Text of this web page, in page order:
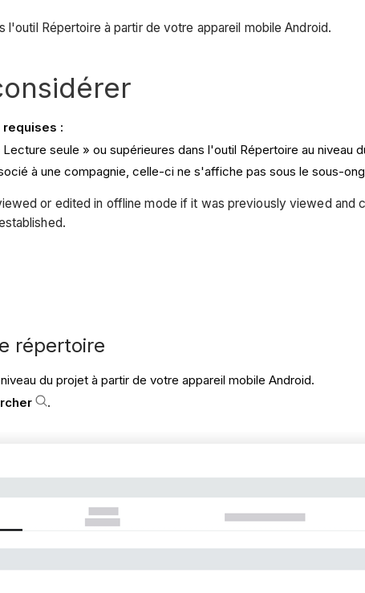
l'outil Répertoire à partir de votre appareil mobile Android.
:
seule » ou supérieures dans l'outil Répertoire au niveau
à une compagnie, celle-ci ne s'affiche pas sous le sous-
or edited in offline mode if it was previously viewed
répertoire
du projet à partir de votre appareil mobile Android.
.